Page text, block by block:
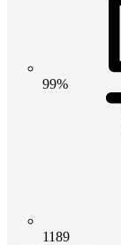
99%
1189